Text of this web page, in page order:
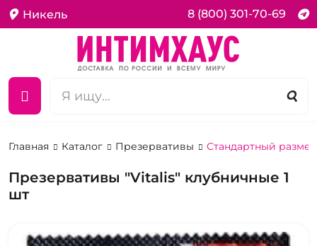
Никель 8 (800) 301-70-69
Главная Каталог Презервативы Стандартный
Презервативы "Vitalis" клубничные 1
шт